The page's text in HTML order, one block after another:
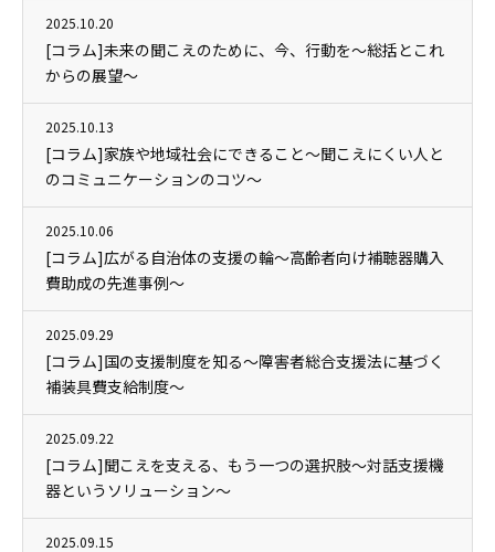
2025.10.20
[コラム]未来の聞こえのために、今、行動を～総括とこれ
からの展望～
2025.10.13
[コラム]家族や地域社会にできること～聞こえにくい人と
のコミュニケーションのコツ～
2025.10.06
[コラム]広がる自治体の支援の輪～高齢者向け補聴器購入
費助成の先進事例～
2025.09.29
[コラム]国の支援制度を知る～障害者総合支援法に基づく
補装具費支給制度～
2025.09.22
[コラム]聞こえを支える、もう一つの選択肢～対話支援機
器というソリューション～
2025.09.15